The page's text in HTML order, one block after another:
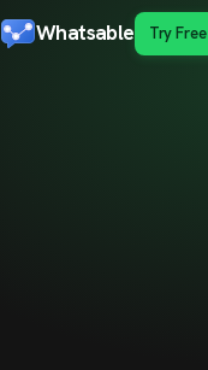
Whatsable Try Free